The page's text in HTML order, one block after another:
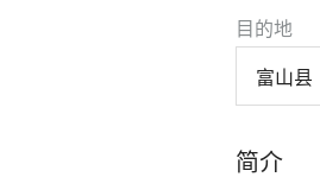
目的地
富山县
简介